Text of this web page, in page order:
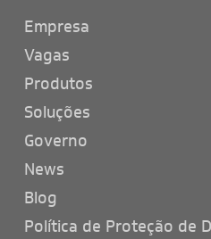
Empresa
Vagas
Produtos
Soluções
Governo
News
Blog
Política de Proteção de